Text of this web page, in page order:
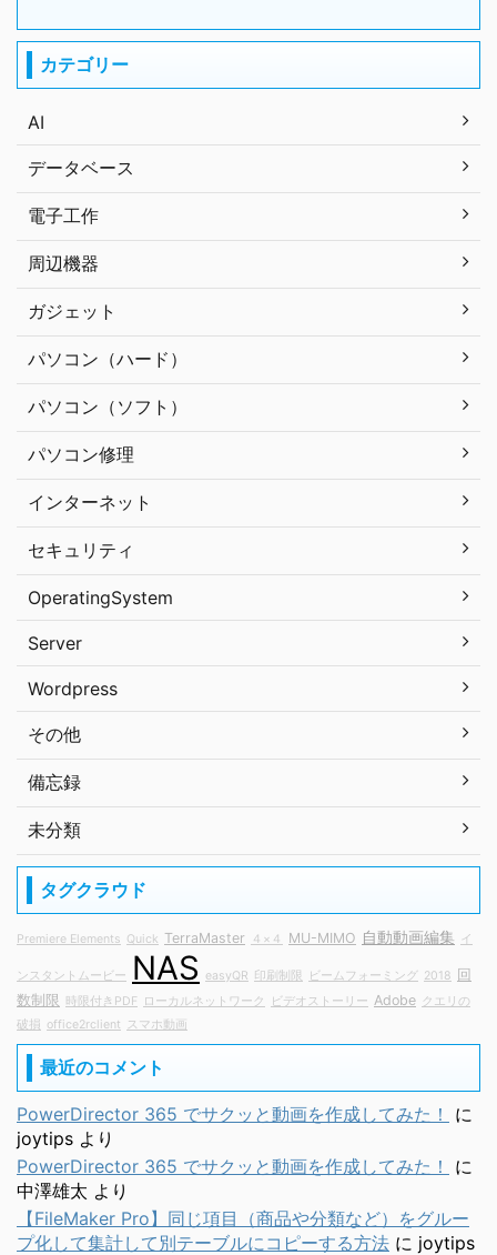
カテゴリー
AI
データベース
電子工作
周辺機器
ガジェット
パソコン（ハード）
パソコン（ソフト）
パソコン修理
インターネット
セキュリティ
OperatingSystem
Server
Wordpress
その他
備忘録
未分類
タグクラウド
Premiere Elements Quick TerraMaster ４×４ MU-MIMO 自動動画編集 イ
ンスタントムービー NAS easyQR 印刷制限 ビームフォーミング 2018
回
数制限 時限付きPDF ローカルネットワーク ビデオストーリー Adobe クエリの
破損 office2rclient スマホ動画
最近のコメント
PowerDirector 365 でサクッと動画を作成してみた！
に
joytips より
PowerDirector 365 でサクッと動画を作成してみた！
に
中澤雄太 より
【FileMaker Pro】同じ項目（商品や分類など）をグルー
プ化して集計して別テーブルにコピーする方法 に joytips